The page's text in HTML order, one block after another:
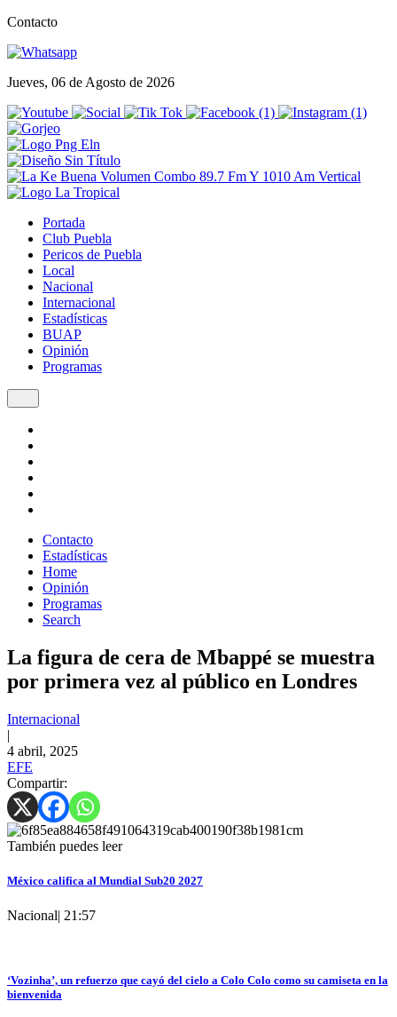
Contacto
Jueves, 06 de Agosto de 2026
Portada
Club Puebla
Pericos de Puebla
Local
Nacional
Internacional
Estadísticas
BUAP
Opinión
Programas
Contacto
Estadísticas
Home
Opinión
Programas
Search
La figura de cera de Mbappé se muestra
por primera vez al público en Londres
Internacional
|
4 abril, 2025
EFE
Compartir:
También puedes leer
México califica al Mundial Sub20 2027
Nacional| 21:57
‘Vozinha’, un refuerzo que cayó del cielo a Colo Colo como su camiseta en la
bienvenida